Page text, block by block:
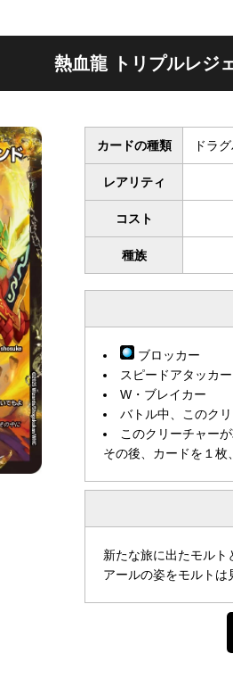
熱血龍 トリプルレジ
カードの種類 ドラ
レアリティ
コスト
種族
ブロッカー
スピードアタッカー
W・ブレイカー
バトル中、このク
このクリーチャー
その後、カードを１枚
新たな旅に出たモルト
アールの姿をモルトは